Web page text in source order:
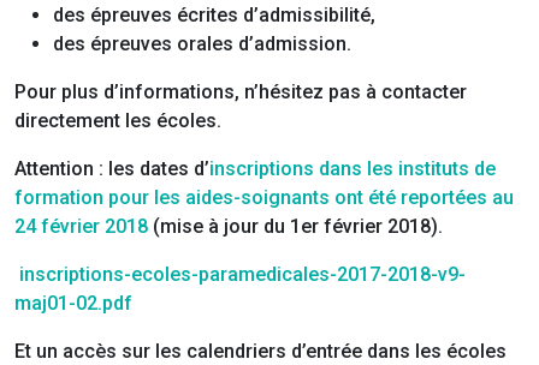
des épreuves écrites d’admissibilité,
des épreuves orales d’admission.
Pour plus d’informations, n’hésitez pas à contacter
directement les écoles.
Attention : les dates d’inscriptions dans les instituts de
formation pour les aides-soignants ont été reportées au
24 février 2018 (mise à jour du 1er février 2018).
inscriptions-ecoles-paramedicales-2017-2018-v9-
maj01-02.pdf
Et un accès sur les calendriers d’entrée dans les écoles